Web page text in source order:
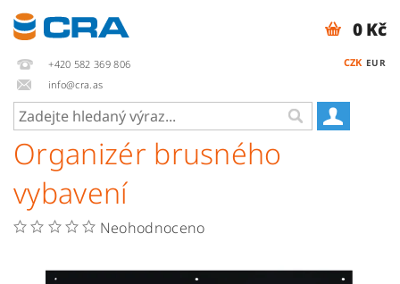
+420 582 369 806
info@cra.as
CZK EUR
0 Kč
Organizér brusného
vybavení
Neohodnoceno